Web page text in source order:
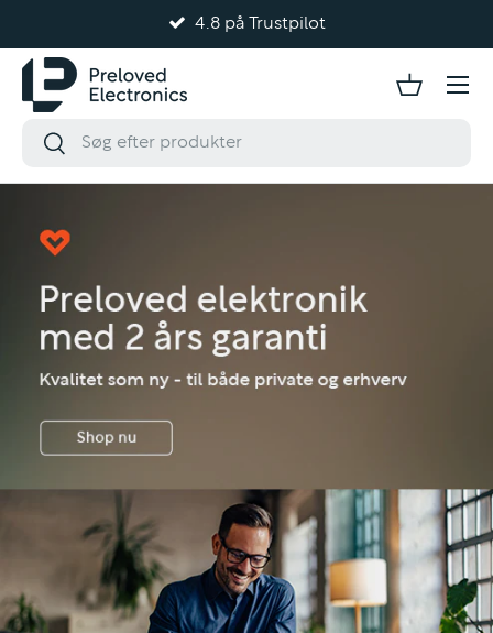
Testet og kvalitetssikret